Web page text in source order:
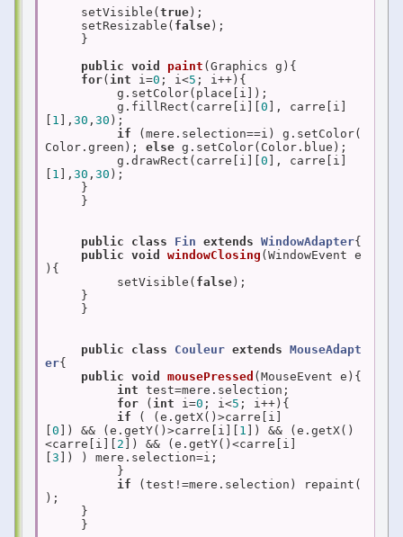
setVisible( true );
setResizable( false );
}
public void paint (Graphics g) {
for( int i=0 ; i<5 ; i++){
g.setColor(place[i]);
g.fillRect(carre[i][ 0 ], carre[i]
1 ], 30 , 30 );
if (mere.selection==i) g.setColor(
Color.green); else g.setColor(Color.blue);
g.drawRect(carre[i][ 0 ], carre[i]
1 ], 30 , 30 );
}
}
public class Fin extends WindowAdapter{
public void windowClosing (WindowEvent e
) {
setVisible( false );
}
}
public class Couleur extends MouseAdapt
er{
public void mousePressed (MouseEvent e) {
int test=mere.selection;
for ( int i=0 ; i<5 ; i++){
if ( (e.getX()>carre[i]
0 ]) && (e.getY()>carre[i][ 1 ]) && (e.getX()
<carre[i][ 2 ]) && (e.getY()<carre[i]
3 ]) ) mere.selection=i;
}
if (test!=mere.selection) repaint(
);
}
}